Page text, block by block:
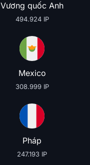
Vương quốc Anh
494.924 IP
Mexico
308.999 IP
Pháp
247.193 IP